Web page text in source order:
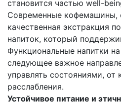
становится частью well-
Современные кофемашины,
качественная экстракция
напиток, который
Функциональные напитки
следующее важное
управлять состояниями, от
расслабления.
Устойчивое питание и